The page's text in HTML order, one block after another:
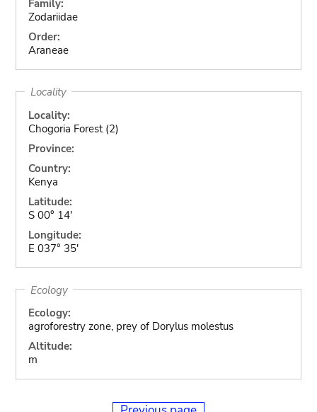
Family:
Zodariidae
Order:
Araneae
Locality
Locality:
Chogoria Forest (2)
Province:
Country:
Kenya
Latitude:
S 00° 14'
Longitude:
E 037° 35'
Ecology
Ecology:
agroforestry zone, prey of Dorylus molestus
Altitude:
m